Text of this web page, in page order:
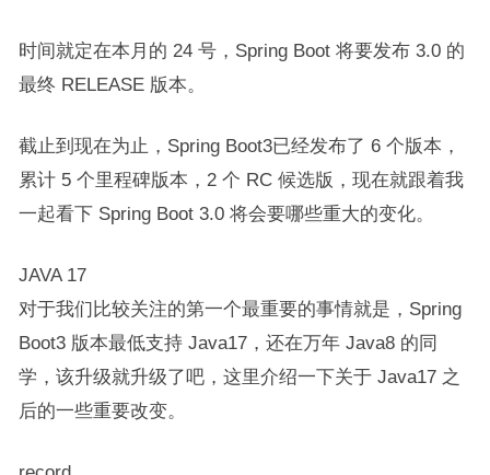
时间就定在本月的 24 号，Spring Boot 将要发布 3.0 的
最终 RELEASE 版本。
截止到现在为止，Spring Boot3已经发布了 6 个版本，
累计 5 个里程碑版本，2 个 RC 候选版，现在就跟着我
一起看下 Spring Boot 3.0 将会要哪些重大的变化。
JAVA 17
对于我们比较关注的第一个最重要的事情就是，Spring
Boot3 版本最低支持 Java17，还在万年 Java8 的同
学，该升级就升级了吧，这里介绍一下关于 Java17 之
后的一些重要改变。